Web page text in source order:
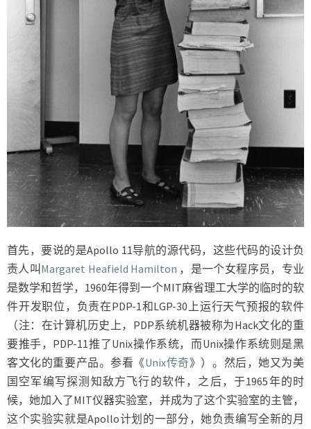
首先，要说的是Apollo 11导航的源代码，这些代码的设计负
责人叫Margaret Heafield Hamilton ，是一个女程序员，专业
是数学和哲学，1960年得到一个MIT麻省理工大学的临时的软
件开发职位，负责在PDP-1和LGP-30上运行天气预报的软件
（注：在计算机历史上，PDP系统机器被称为Hack文化的重
要推手，PDP-11推了Unix操作系统，而Unix操作系统则是黑
客文化的重要产品。参看《Unix传奇》）。然后，她又为美
国空军编写探测知敌方飞行的软件，之后，于1965年的时
候，她加入了MIT仪器实验室，并成为了这个实验室的主管，
这个实验实就是Apollo计划的一部分，她负责编写全新的月